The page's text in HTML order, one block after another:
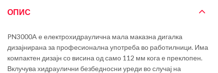
ОПИС
PN3000A е електрохидраулична мала маказна дигалка
дизајнирана за професионална употреба во работилници. Има
компактен дизајн со висина од само 112 мм кога е преклопен.
Вклучува хидраулични безбедносни уреди во случај на